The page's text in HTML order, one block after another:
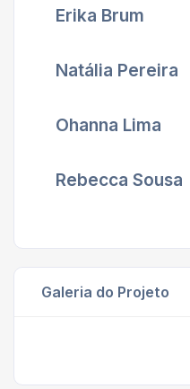
Erika Brum
Natália Pereira
Ohanna Lima
Rebecca Sousa
Galeria do Projeto